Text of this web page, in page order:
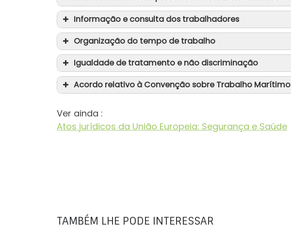
Informação e consulta dos trabalhadores
Organização do tempo de trabalho
Igualdade de tratamento e não discriminação
Acordo relativo à Convenção sobre Trabalho Marítimo
Ver ainda :
Atos jurídicos da União Europeia: Segurança e Saúde
TAMBÉM LHE PODE INTERESSAR